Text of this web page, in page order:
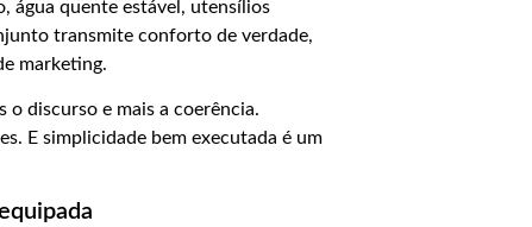
água quente estável, utensílios
transmite conforto de verdade,
marketing.
o discurso e mais a coerência.
E simplicidade bem executada é um